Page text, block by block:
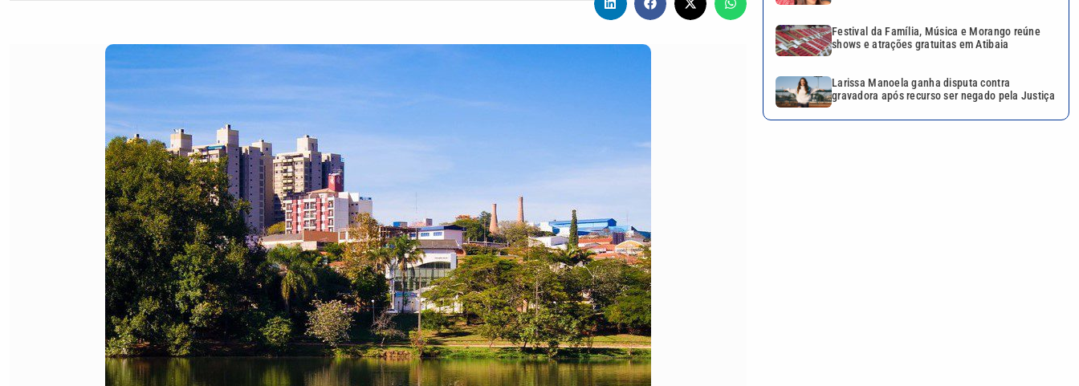
Festival da Família, Música e Morango reúne
shows e atrações gratuitas em Atibaia
Larissa Manoela ganha disputa contra
gravadora após recurso ser negado pela Justiça